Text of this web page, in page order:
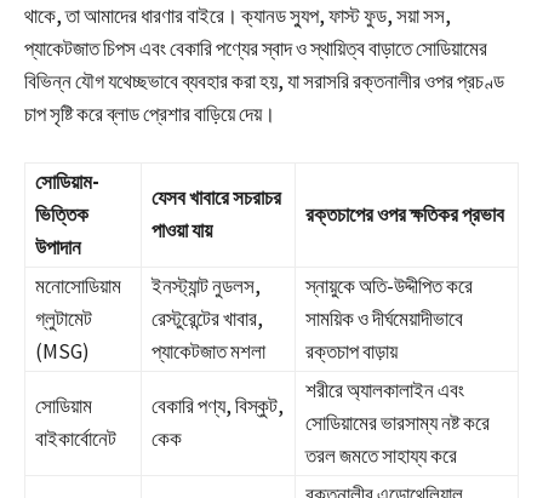
থাকে, তা আমাদের ধারণার বাইরে। ক্যানড স্যুপ, ফাস্ট ফুড, সয়া সস,
প্যাকেটজাত চিপস এবং বেকারি পণ্যের স্বাদ ও স্থায়িত্ব বাড়াতে সোডিয়ামের
বিভিন্ন যৌগ যথেচ্ছভাবে ব্যবহার করা হয়, যা সরাসরি রক্তনালীর ওপর প্রচণ্ড
চাপ সৃষ্টি করে ব্লাড প্রেশার বাড়িয়ে দেয়।
সোডিয়াম-
ভিত্তিক
উপাদান
যেসব খাবারে সচরাচর
পাওয়া যায়
রক্তচাপের ওপর ক্ষতিকর প্রভাব
মনোসোডিয়াম
গ্লুটামেট
(MSG)
ইনস্ট্যান্ট নুডলস,
রেস্টুরেন্টের খাবার,
প্যাকেটজাত মশলা
স্নায়ুকে অতি-উদ্দীপিত করে
সাময়িক ও দীর্ঘমেয়াদীভাবে
রক্তচাপ বাড়ায়
সোডিয়াম
বাইকার্বোনেট
বেকারি পণ্য, বিস্কুট,
কেক
শরীরে অ্যালকালাইন এবং
সোডিয়ামের ভারসাম্য নষ্ট করে
তরল জমতে সাহায্য করে